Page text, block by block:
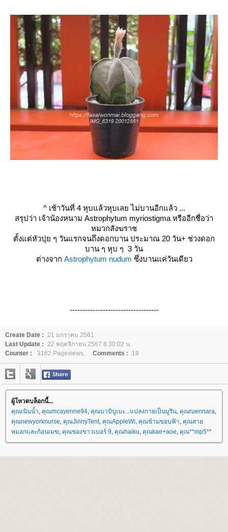
^ เช้าวันที่ 4 หุบแล้วหุบเลย ไม่บานอีกแล้ว ...
สรุปว่า เจ้าน้องหนาม Astrophytum myriostigma หรืออีกชื่อว่า
หมวกสังฆราช
ตั้งแต่หัวปุย ๆ วันแรกจนถึงดอกบาน ประมาณ 20 วัน+ ช่วงดอก
บาน ๆ หุบ ๆ 3 วัน
ต่างจาก Astrophytum nudum ซึ่งบานแค่วันเดียว
-----------------------------------
Create Date : 21 มกราคม 2561
Last Update : 22 พฤศจิกายน 2567 8:30:02 น.
Counter :
3162 Pageviews. Comments : 18
ผู้โหวตบล็อกนี้...
คุณเนินน้ำ, คุณmcayenne94, คุณบาบิบูเบะ...แปลงกายเป็นบูริน, คุณruennara,
คุณnewyorknurse, คุณJinnyTent, คุณAppleWi, คุณข้ามขอบฟ้า, คุณสา
หมอกและก้อนเมฆ, คุณซองขาวเบอร์ 9, คุณhaiku, คุณkae+aoe, คุณ**mp5**